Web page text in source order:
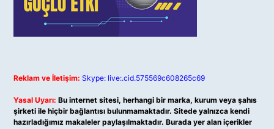
Reklam ve İletişim: Skype: live:.cid.575569c608265c69
Yasal Uyarı: Bu internet sitesi, herhangi bir marka, kurum veya şahıs
şirketi ile hiçbir bağlantısı bulunmamaktadır. Sitede yalnızca kendi
hazırladığımız makaleler paylaşılmaktadır. Burada yer alan içerikler